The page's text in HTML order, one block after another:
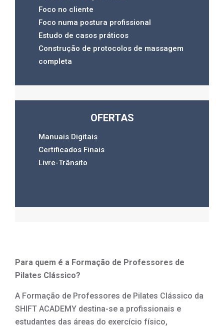
Foco no cliente
Foco numa postura profissional
Estudo de casos práticos
Construção de protocolos de massagem
completa
OFERTAS
Manuais Digitais
Certificados Finais
Livre-Trânsito
Para quem é a Formação de Professores de
Pilates Clássico?
A Formação de Professores de Pilates Clássico da
SHIFT ACADEMY destina-se a profissionais e
estudantes das áreas do exercício físico,